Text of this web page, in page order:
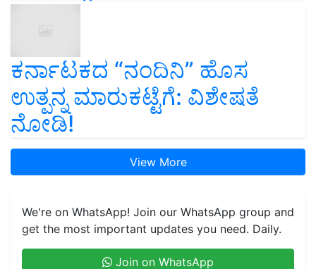
ಕರ್ನಾಟಕದ “ನಂದಿನಿ” ಹೊಸ
ಉತ್ಪನ್ನ ಮಾರುಕಟ್ಟೆಗೆ: ವಿಶೇಷತೆ
ನೋಡಿ!
View More
We're on WhatsApp! Join our WhatsApp group and
get the most important updates you need. Daily.
Join on WhatsApp